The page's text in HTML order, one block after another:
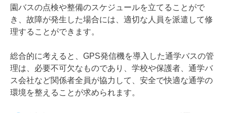
園バスの点検や整備のスケジュールを立てることがで
き、故障が発生した場合には、適切な人員を派遣して修
理することができます。
総合的に考えると、GPS発信機を導入した通学バスの管
理は、必要不可欠なものであり、学校や保護者、通学バ
ス会社など関係者全員が協力して、安全で快適な通学の
環境を整えることが求められます。